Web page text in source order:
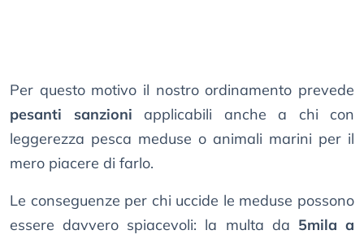
Per questo motivo il nostro ordinamento prevede
pesanti sanzioni applicabili anche a chi con
leggerezza pesca meduse o animali marini per il
mero piacere di farlo.
Le conseguenze per chi uccide le meduse possono
essere davvero spiacevoli: la multa da 5mila a